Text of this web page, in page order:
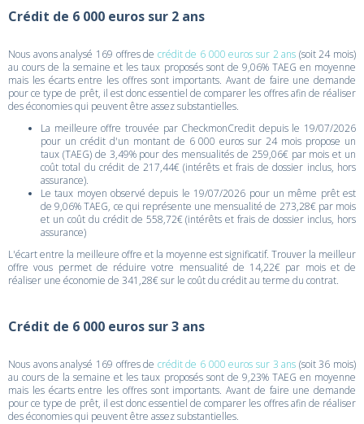
Crédit de 6 000 euros sur 2 ans
Nous avons analysé 169 offres de crédit de 6 000 euros sur 2 ans (soit 24 mois)
au cours de la semaine et les taux proposés sont de 9,06% TAEG en moyenne
mais les écarts entre les offres sont importants. Avant de faire une demande
pour ce type de prêt, il est donc essentiel de comparer les offres afin de réaliser
des économies qui peuvent être assez substantielles.
La meilleure offre trouvée par CheckmonCredit depuis le 19/07/2026
pour un crédit d'un montant de 6 000 euros sur 24 mois propose un
taux (TAEG) de 3,49% pour des mensualités de 259,06€ par mois et un
coût total du crédit de 217,44€ (intérêts et frais de dossier inclus, hors
assurance).
Le taux moyen observé depuis le 19/07/2026 pour un même prêt est
de 9,06% TAEG, ce qui représente une mensualité de 273,28€ par mois
et un coût du crédit de 558,72€ (intérêts et frais de dossier inclus, hors
assurance)
L'écart entre la meilleure offre et la moyenne est significatif. Trouver la meilleur
offre vous permet de réduire votre mensualité de 14,22€ par mois et de
réaliser une économie de 341,28€ sur le coût du crédit au terme du contrat.
Crédit de 6 000 euros sur 3 ans
Nous avons analysé 169 offres de crédit de 6 000 euros sur 3 ans (soit 36 mois)
au cours de la semaine et les taux proposés sont de 9,23% TAEG en moyenne
mais les écarts entre les offres sont importants. Avant de faire une demande
pour ce type de prêt, il est donc essentiel de comparer les offres afin de réaliser
des économies qui peuvent être assez substantielles.